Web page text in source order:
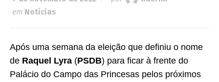
em Notícias
Após uma semana da eleição que definiu o nome
de Raquel Lyra (PSDB) para ficar à frente do
Palácio do Campo das Princesas pelos próximos